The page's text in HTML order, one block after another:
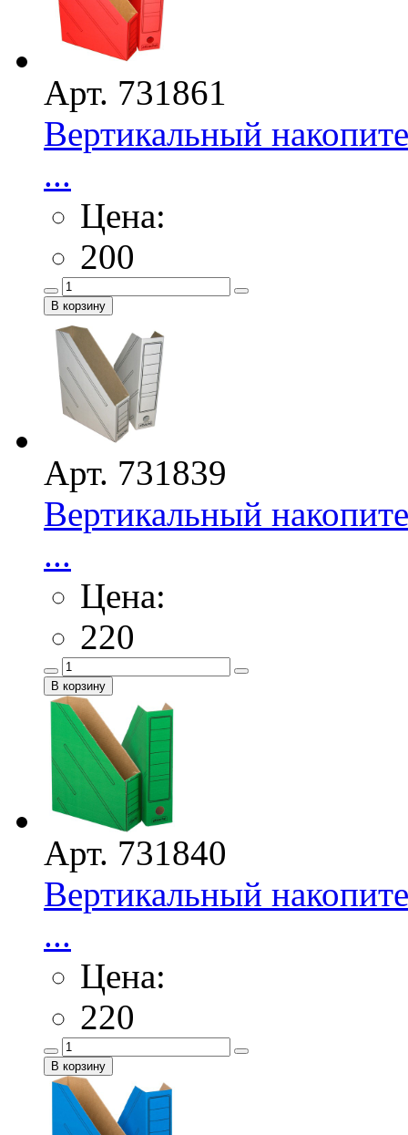
Арт. 731861
Вертикальный
...
Цена:
200
Арт. 731839
Вертикальный
...
Цена:
220
Арт. 731840
Вертикальный
...
Цена:
220